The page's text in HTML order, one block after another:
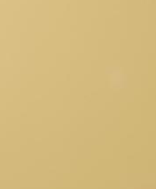
Lillemarkens